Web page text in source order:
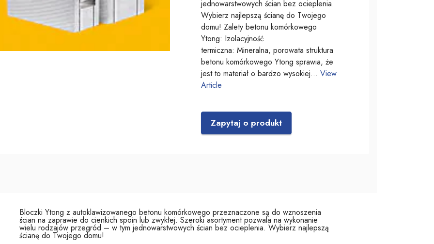
jednowarstwowych ścian bez ocieplenia.
Wybierz najlepszą ścianę do Twojego
domu! Zalety betonu komórkowego
Ytong: Izolacyjność
termiczna: Mineralna, porowata struktura
betonu komórkowego Ytong sprawia, że
jest to materiał o bardzo wysokiej… View
Article
Zapytaj o produkt
Bloczki Ytong z autoklawizowanego betonu komórkowego przeznaczone są do wznoszenia
ścian na zaprawie do cienkich spoin lub zwykłej. Szeroki asortyment pozwala na wykonanie
wielu rodzajów przegród – w tym jednowarstwowych ścian bez ocieplenia. Wybierz najlepszą
ścianę do Twojego domu!